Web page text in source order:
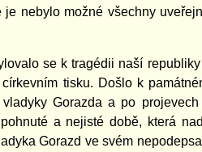
nebylo možné všechny
se k tragédii naší
tisku. Došlo k
Gorazda a po
a nejisté době, která
Gorazd ve svém